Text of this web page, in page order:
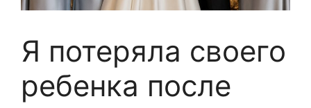
Я потеряла своего
ребенка после